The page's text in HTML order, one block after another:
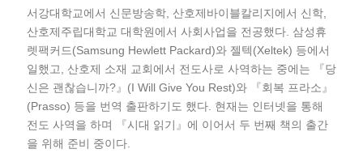
서강대학교에서 신문방송학, 산호제바이블칼리지에서 신학,
산호제주립대학교 대학원에서 사회사업을 전공했다. 삼성휴
렛팩커드(Samsung Hewlett Packard)와 젤텍(Xeltek) 등에서
일했고, 산호제 소재 교회에서 전도사로 사역하는 중에는 『당
신은 괜찮습니까?』(I Will Give You Rest)와 『회복 프라소』
(Prasso) 등을 번역 출판하기도 했다. 현재는 인터넷을 통해
전도 사역을 하며 『시대 읽기』에 이어서 두 번째 책의 출간
을 위해 준비 중이다.